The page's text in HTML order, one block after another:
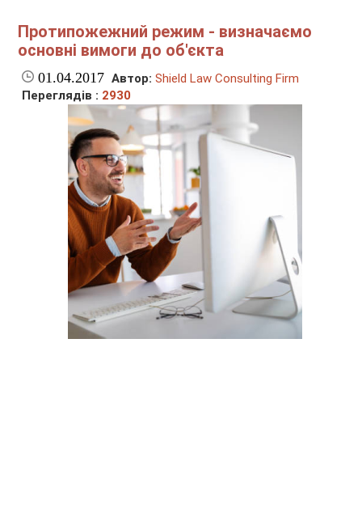
Протипожежний режим - визначаємо
основні вимоги до об'єкта
01.04.2017 Автор: Shield Law Consulting Firm
Переглядів : 2930